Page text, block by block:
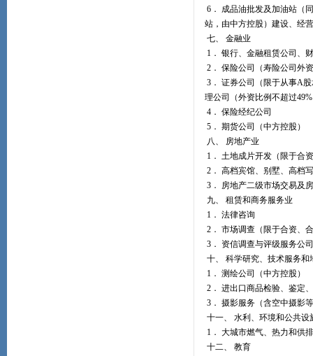
6． 成品油批发及加油站（
站，由中方控股）建设、经营
七、 金融业
1． 银行、金融租赁公司、
2． 保险公司（寿险公司外
3． 证券公司（限于从事A
理公司（外资比例不超过
4． 保险经纪公司
5． 期货公司（中方控股）
八、 房地产业
1． 土地成片开发（限于合
2． 高档宾馆、别墅、高档
3． 房地产二级市场交易及
九、 租赁和商务服务业
1． 法律咨询
2． 市场调查（限于合资、
3． 资信调查与评级服务公司
十、 科学研究、技术服务和
1． 测绘公司（中方控股）
2． 进出口商品检验、鉴定
3． 摄影服务（含空中摄影
十一、 水利、环境和公共设
1． 大城市燃气、热力和供
十二、 教育